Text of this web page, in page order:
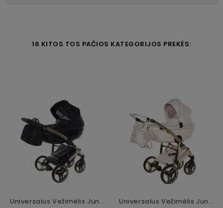
16 KITOS TOS PAČIOS KATEGORIJOS PREKĖS:
Universalus Vežimėlis Junama Diamond S V3 3in1, Black-Gold Universalus Vežimėlis Junama Candy Premium 3in1, Pear